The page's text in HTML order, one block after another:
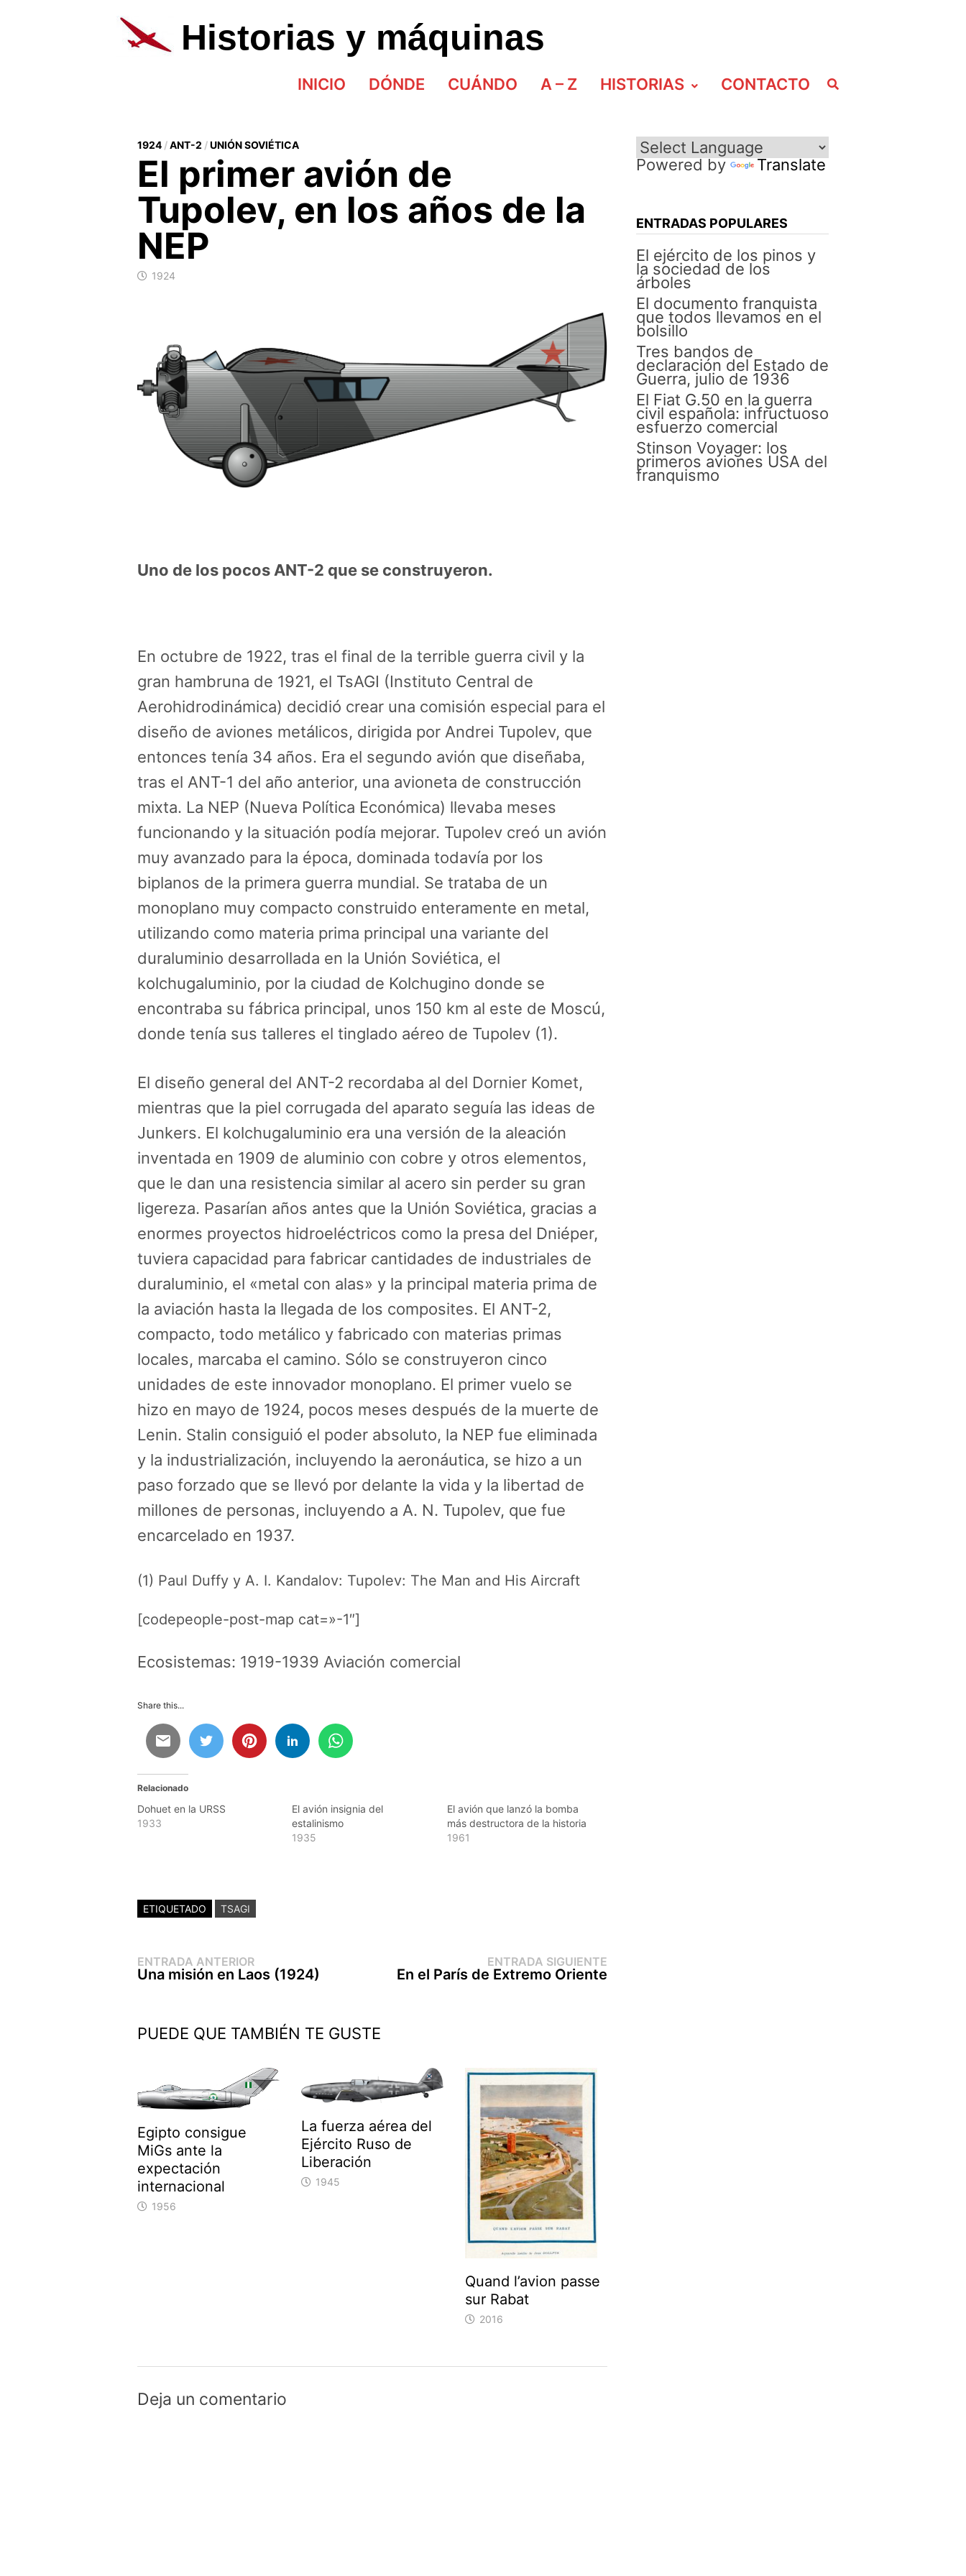
al
contenidoHistorias y máquinas
INICIO DÓNDE CUÁNDO A – Z HISTORIAS CONTACTO
1924/ANT-2 /UNIÓN SOVIÉTICA
El primer avión de
Tupolev, en los años de la
NEP
1924
Uno de los pocos ANT-2 que se construyeron.
En octubre de 1922, tras el final de la terrible guerra civil y la
gran hambruna de 1921, el TsAGI (Instituto Central de
Aerohidrodinámica) decidió crear una comisión especial para el
diseño de aviones metálicos, dirigida por Andrei Tupolev, que
entonces tenía 34 años. Era el segundo avión que diseñaba,
tras el ANT-1 del año anterior, una avioneta de construcción
mixta. La NEP (Nueva Política Económica) llevaba meses
funcionando y la situación podía mejorar. Tupolev creó un avión
muy avanzado para la época, dominada todavía por los
biplanos de la primera guerra mundial. Se trataba de un
monoplano muy compacto construido enteramente en metal,
utilizando como materia prima principal una variante del
duraluminio desarrollada en la Unión Soviética, el
kolchugaluminio, por la ciudad de Kolchugino donde se
encontraba su fábrica principal, unos 150 km al este de Moscú,
donde tenía sus talleres el tinglado aéreo de Tupolev (1).
El diseño general del ANT-2 recordaba al del Dornier Komet,
mientras que la piel corrugada del aparato seguía las ideas de
Junkers. El kolchugaluminio era una versión de la aleación
inventada en 1909 de aluminio con cobre y otros elementos,
que le dan una resistencia similar al acero sin perder su gran
ligereza. Pasarían años antes que la Unión Soviética, gracias a
enormes proyectos hidroeléctricos como la presa del Dniéper,
tuviera capacidad para fabricar cantidades de industriales de
duraluminio, el «metal con alas» y la principal materia prima de
la aviación hasta la llegada de los composites. El ANT-2,
compacto, todo metálico y fabricado con materias primas
locales, marcaba el camino. Sólo se construyeron cinco
unidades de este innovador monoplano. El primer vuelo se
hizo en mayo de 1924, pocos meses después de la muerte de
Lenin. Stalin consiguió el poder absoluto, la NEP fue eliminada
y la industrialización, incluyendo la aeronáutica, se hizo a un
paso forzado que se llevó por delante la vida y la libertad de
millones de personas, incluyendo a A. N. Tupolev, que fue
encarcelado en 1937.
(1) Paul Duffy y A. I. Kandalov: Tupolev: The Man and His Aircraft
[codepeople-post-map cat=»-1″]
Ecosistemas: 1919-1939 Aviación comercial
Share this...
Relacionado
Dohuet en la URSS
1933
El avión insignia del
estalinismo
1935
El avión que lanzó la bomba
más destructora de la historia
1961
ETIQUETADO TSAGI
Navegación
de
ENTRADA ANTERIOREntrada
anterior:
Una misión en Laos (1924)
ENTRADA SIGUIENTEEntrada
siguiente:
En el París de Extremo Oriente
PUEDE QUE TAMBIÉN TE GUSTE
Egipto consigue
MiGs ante la
expectación
internacional
1956
La fuerza aérea del
Ejército Ruso de
Liberación
1945
Quand l’avion passe
sur Rabat
2016
Deja un comentario
Powered by Translate
ENTRADAS POPULARES
El ejército de los pinos y
la sociedad de los
árboles
El documento franquista
que todos llevamos en el
bolsillo
Tres bandos de
declaración del Estado de
Guerra, julio de 1936
El Fiat G.50 en la guerra
civil española: infructuoso
esfuerzo comercial
Stinson Voyager: los
primeros aviones USA del
franquismo